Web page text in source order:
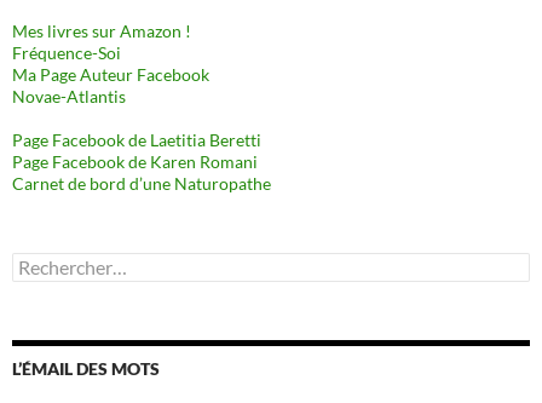
Mes livres sur Amazon !
Fréquence-Soi
Ma Page Auteur Facebook
Novae-Atlantis
Page Facebook de Laetitia Beretti
Page Facebook de Karen Romani
Carnet de bord d’une Naturopathe
Rechercher :
L’ÉMAIL DES MOTS